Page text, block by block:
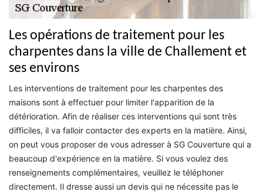
Les opérations de traitement pour les
charpentes dans la ville de Challement et
ses environs
Les interventions de traitement pour les charpentes des
maisons sont à effectuer pour limiter l'apparition de la
détérioration. Afin de réaliser ces interventions qui sont très
difficiles, il va falloir contacter des experts en la matière. Ainsi,
on peut vous proposer de vous adresser à SG Couverture qui a
beaucoup d'expérience en la matière. Si vous voulez des
renseignements complémentaires, veuillez le téléphoner
directement. Il dresse aussi un devis qui ne nécessite pas le